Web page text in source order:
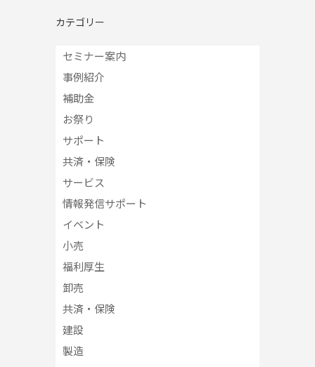
カテゴリー
セミナー案内
事例紹介
補助金
お祭り
サポート
共済・保険
サービス
情報発信サポート
イベント
小売
福利厚生
卸売
共済・保険
建設
製造